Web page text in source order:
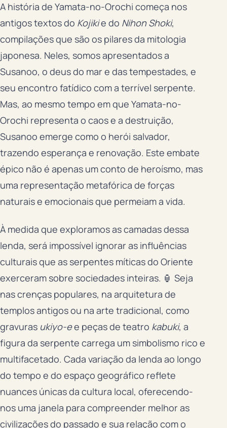
A história de Yamata-no-Orochi começa nos
antigos textos do Kojikie do Nihon Shoki,
compilações que são os pilares da mitologia
japonesa. Neles, somos apresentados a
Susanoo, o deus do mar e das tempestades, e
seu encontro fatídico com a terrível serpente.
Mas, ao mesmo tempo em que Yamata-no-
Orochi representa o caos e a destruição,
Susanoo emerge como o herói salvador,
trazendo esperança e renovação. Este embate
épico não é apenas um conto de heroísmo, mas
uma representação metafórica de forças
naturais e emocionais que permeiam a vida.
À medida que exploramos as camadas dessa
lenda, será impossível ignorar as influências
culturais que as serpentes míticas do Oriente
exerceram sobre sociedades inteiras. 🏮 Seja
nas crenças populares, na arquitetura de
templos antigos ou na arte tradicional, como
gravuras ukiyo-ee peças de teatro kabuki, a
figura da serpente carrega um simbolismo rico e
multifacetado. Cada variação da lenda ao longo
do tempo e do espaço geográfico reflete
nuances únicas da cultura local, oferecendo-
nos uma janela para compreender melhor as
civilizações do passado e sua relação com o